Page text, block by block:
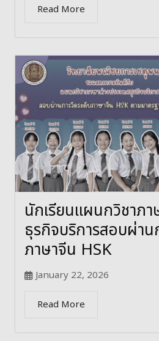
Read More
นักเรียนแผนกวิชาภา
ธุรกิจบริการสอบผ่าน
ภาษาจีน HSK
January 22, 2026
Read More